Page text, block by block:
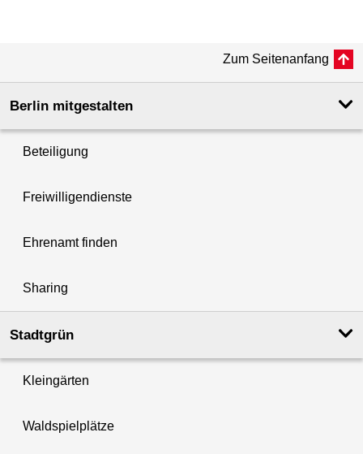
Zum Seitenanfang
Berlin mitgestalten
Beteiligung
Freiwilligendienste
Ehrenamt finden
Sharing
Stadtgrün
Kleingärten
Waldspielplätze